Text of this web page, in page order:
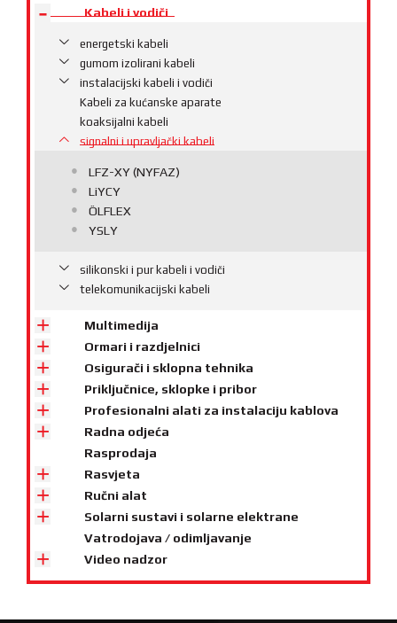
Kabeli i vodiči
energetski kabeli
gumom izolirani kabeli
instalacijski kabeli i vodiči
Kabeli za kućanske aparate
koaksijalni kabeli
signalni i upravljački kabeli
LFZ-XY (NYFAZ)
LiYCY
ÖLFLEX
YSLY
silikonski i pur kabeli i vodiči
telekomunikacijski kabeli
Multimedija
Ormari i razdjelnici
Osigurači i sklopna tehnika
Priključnice, sklopke i pribor
Profesionalni alati za instalaciju kablova
Radna odjeća
Rasprodaja
Rasvjeta
Ručni alat
Solarni sustavi i solarne elektrane
Vatrodojava / odimljavanje
Video nadzor